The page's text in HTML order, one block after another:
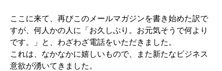
ここに来て、再びこのメールマガジンを書き始めた訳で
すが、何人かの人に「お久しぶり。お元気そうで何より
です。」と、わざわざ電話をいただきました。
これは、なかなかに嬉しいもので、また新たなビジネス
意欲が湧いてきました。